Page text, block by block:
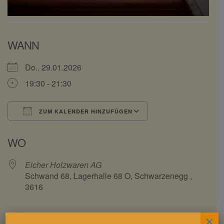
WANN
Do.. 29.01.2026
19:30 - 21:30
ZUM KALENDER HINZUFÜGEN
WO
Eicher Holzwaren AG
Schwand 68, Lagerhalle 68 O, Schwarzenegg ,
3616